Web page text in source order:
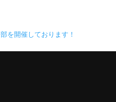
を開催しております！